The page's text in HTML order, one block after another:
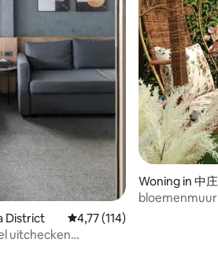
District Gemiddelde beoordeling
4,77 (114)
uitchecken
Woning in 中